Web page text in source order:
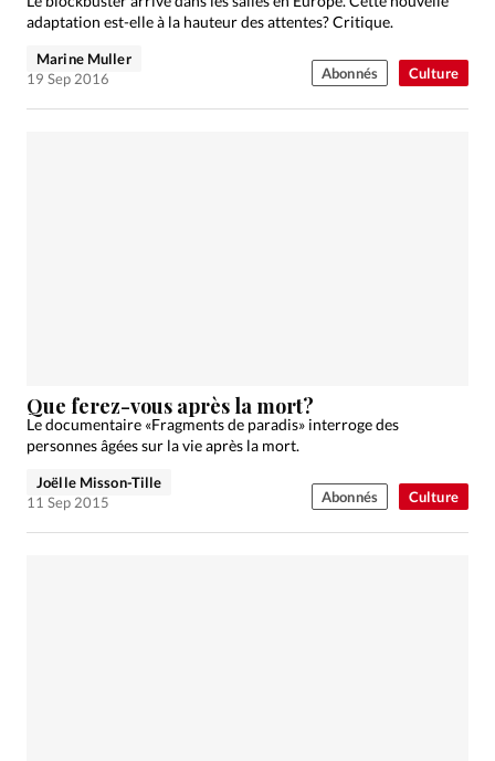
Culture
adaptation est-elle à la hauteur des attentes? Critique.
Marine Muller
19 Sep 2016
Abonnés
Culture
Que ferez-vous après la mort?
Le documentaire «Fragments de paradis» interroge des
personnes âgées sur la vie après la mort.
Joëlle Misson-Tille
11 Sep 2015
Abonnés